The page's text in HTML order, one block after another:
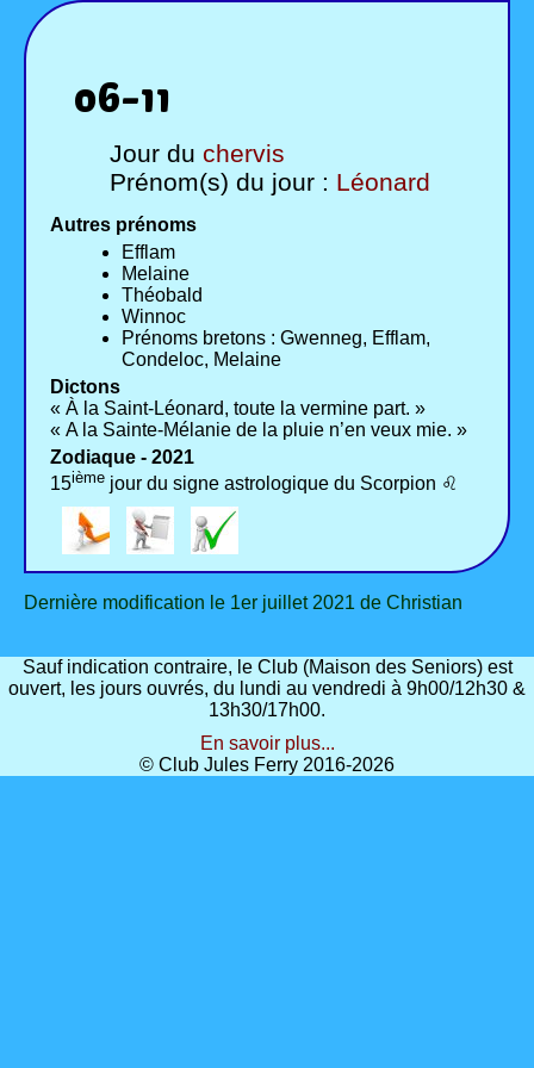
06-11
Jour du chervis
Prénom(s) du jour : Léonard
Autres prénoms
Efflam
Melaine
Théobald
Winnoc
Prénoms bretons : Gwenneg, Efflam,
Condeloc, Melaine
Dictons
« À la Saint-Léonard, toute la vermine part. »
« A la Sainte-Mélanie de la pluie n’en veux mie. »
Zodiaque - 2021
15ième jour du signe astrologique du Scorpion ♌
Dernière modification le 1er juillet 2021 de Christian
Sauf indication contraire, le Club (Maison des Seniors) est
ouvert, les jours ouvrés, du lundi au vendredi à 9h00/12h30 &
13h30/17h00.
En savoir plus...
© Club Jules Ferry 2016-2026